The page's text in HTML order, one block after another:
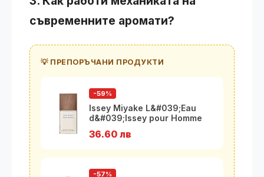
съвременните аромати?
💡 ПРЕПОРЪЧАНИ ПРОДУКТИ
-59%
Issey Miyake L&#039;Eau
d&#039;Issey pour Homme
36.60 лв
-57%